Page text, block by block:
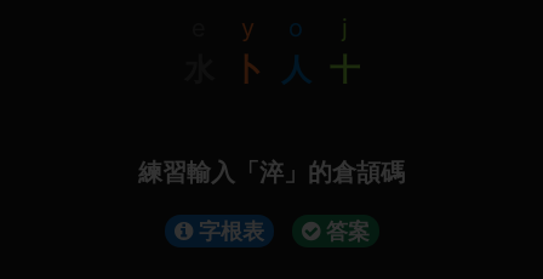
y
卜
o
人
j
十
練習輸入「淬」的倉頡碼
字根表 答案